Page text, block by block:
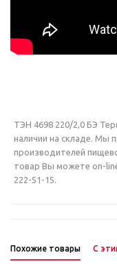
ТЭН 4698 220/2,0 БЭ
наличии на складе. Мы
производителей
товар Вы можете on-
222-51-15.
Похожие товары С